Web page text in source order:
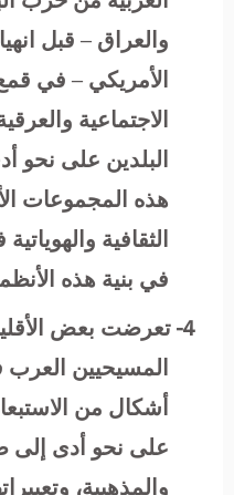
والعراق – قبل
الأمريكي – في
الاجتماعية
البلدين على نحو
هذه المجموعات
الثقافية
في بنية هذه
4- تعرضت بعض
المسيحيين
أشكال من
على نحو أدى إلى
والمذهبية،